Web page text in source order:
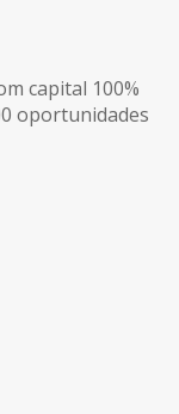
capital 100%
oportunidades